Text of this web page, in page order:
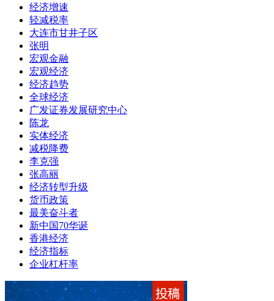
经济增速
轻减税率
大连市甘井子区
张明
宏观金融
宏观经济
经济趋势
全球经济
广发证券发展研究中心
陈龙
实体经济
减税降费
李克强
张高丽
经济转型升级
货币政策
最美奋斗者
新中国70华诞
香港经济
经济指标
企业杠杆率